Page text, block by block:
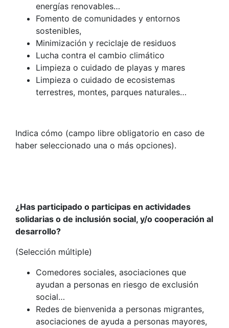
energías renovables…
Fomento de comunidades y entornos
sostenibles,
Minimización y reciclaje de residuos
Lucha contra el cambio climático
Limpieza o cuidado de playas y mares
Limpieza o cuidado de ecosistemas
terrestres, montes, parques naturales…
Indica cómo (campo libre obligatorio en caso de
haber seleccionado una o más opciones).
¿Has participado o participas en actividades
solidarias o de inclusión social, y/o cooperación al
desarrollo?
(Selección múltiple)
Comedores sociales, asociaciones que
ayudan a personas en riesgo de exclusión
social…
Redes de bienvenida a personas migrantes,
asociaciones de ayuda a personas mayores,